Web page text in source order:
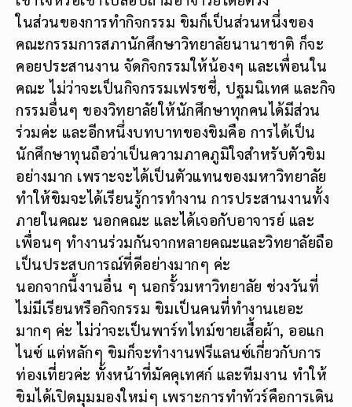
ในส่วนของการทำกิจกรรม ขิมก็เป็นส่วนหนึ่งของ
คณะกรรมการสภานักศึกษาวิทยาลัยนานาชาติ ก็จะ
คอยประสานงาน จัดกิจกรรมให้น้องๆ และเพื่อนใน
คณะ ไม่ว่าจะเป็นกิจกรรมเฟรชชี่, ปฐมนิเทศ และกิจ
กรรมอื่นๆ ของวิทยาลัยให้นักศึกษาทุกคนได้มีส่วน
ร่วมค่ะ และอีกหนึ่งบทบาทของขิมคือ การได้เป็น
นักศึกษาทุนถือว่าเป็นความภาคภูมิใจสำหรับตัวขิม
อย่างมาก เพราะจะได้เป็นตัวแทนของมหาวิทยาลัย
ทำให้ขิมจะได้เรียนรู้การทำงาน การประสานงานทั้ง
ภายในคณะ นอกคณะ และได้เจอกับอาจารย์ และ
เพื่อนๆ ทำงานร่วมกันจากหลายคณะและวิทยาลัยถือ
เป็นประสบการณ์ที่ดีอย่างมากๆ ค่ะ
นอกจากนี้งานอื่น ๆ นอกรั้วมหาวิทยาลัย ช่วงวันที่
ไม่มีเรียนหรือกิจกรรม ขิมเป็นคนที่ทำงานเยอะ
มากๆ ค่ะ ไม่ว่าจะเป็นพาร์ทไทม์ขายเสื้อผ้า, ออแก
ไนซ์ แต่หลักๆ ขิมก็จะทำงานฟรีแลนซ์เกี่ยวกับการ
ท่องเที่ยวค่ะ ทั้งหน้าที่มัคคุเทศก์ และทีมงาน ทำให้
ขิมได้เปิดมุมมองใหม่ๆ เพราะการทำทัวร์คือการเดิน